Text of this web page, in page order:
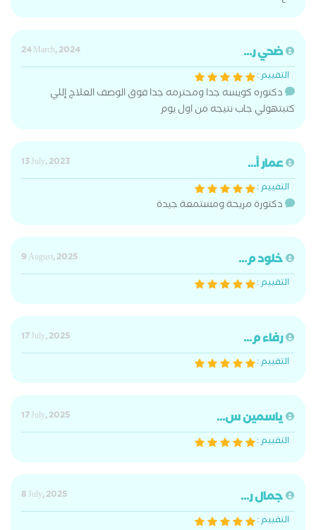
ضحي ر...
24 March, 2024
التقييم :
دكتوره كويسه جدا ومحترمه جدا فوق الوصف العلاج إللي
كتبتهولي جاب نتيجه من اول يوم
عمار أ...
13 July, 2023
التقييم :
دكتورة مريحة ومستمعة جيدة
خلود م...
9 August, 2025
التقييم :
رفاء م...
17 July, 2025
التقييم :
ياسمين س...
17 July, 2025
التقييم :
جمال ر...
8 July, 2025
التقييم :